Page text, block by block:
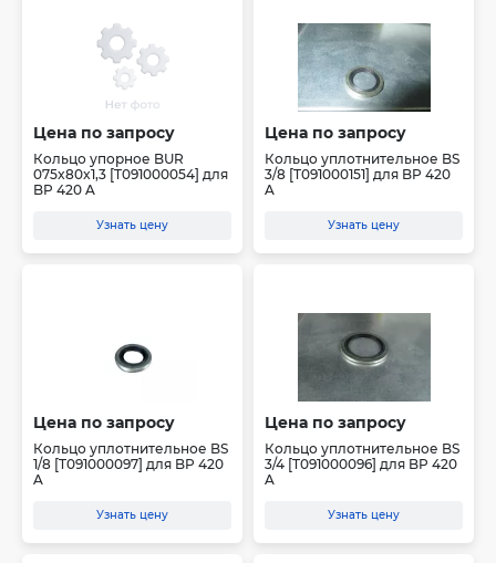
Цена по запросу
Кольцо упорное BUR
075x80x1,3 [T091000054] для
BP 420 A
Узнать цену
Цена по запросу
Кольцо уплотнительное BS
3/8 [T091000151] для BP 420
A
Узнать цену
Цена по запросу
Кольцо уплотнительное BS
1/8 [T091000097] для BP 420
A
Узнать цену
Цена по запросу
Кольцо уплотнительное BS
3/4 [T091000096] для BP 420
A
Узнать цену